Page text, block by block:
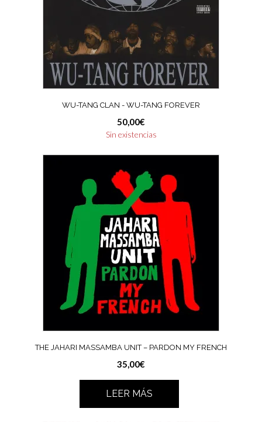
WU-TANG CLAN ‎- WU-TANG FOREVER
50,00€
Sin existencias
THE JAHARI MASSAMBA UNIT – PARDON MY FRENCH
35,00€
LEER MÁS